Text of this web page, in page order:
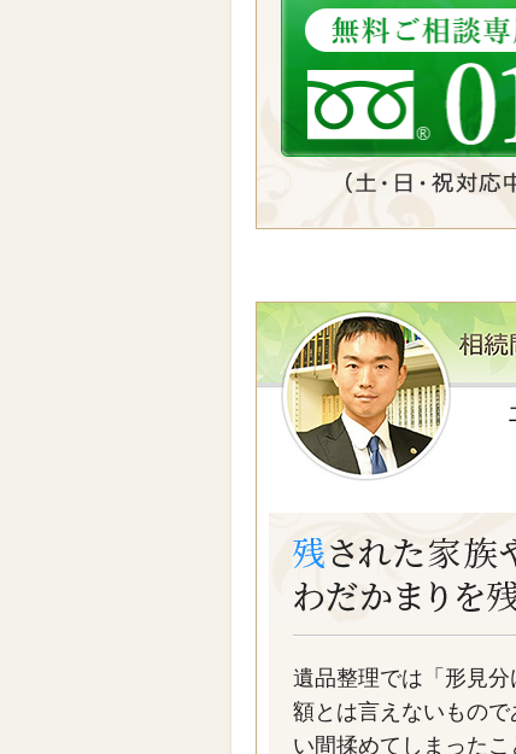
遺品整理では「形見
額とは言えないもの
い間揉めてしまった